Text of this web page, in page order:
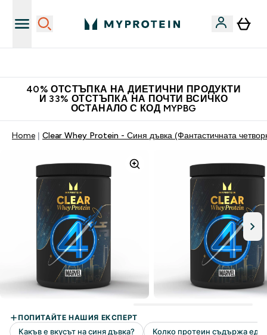
40% ОТСТЪПКА НА ДИЕТИЧНИ ПРОДУКТИ
И 33% ОТСТЪПКА НА ПОЧТИ ВСИЧКО
ОСТАНАЛО С КОД MYPBG
Home Clear Whey Protein - Синя дъвка (Фантастичната